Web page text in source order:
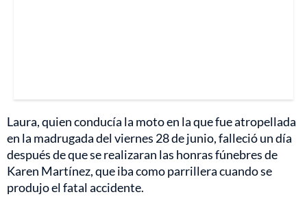
Laura, quien conducía la moto en la que fue atropellada
en la madrugada del viernes 28 de junio, falleció un día
después de que se realizaran las honras fúnebres de
Karen Martínez, que iba como parrillera cuando se
produjo el fatal accidente.